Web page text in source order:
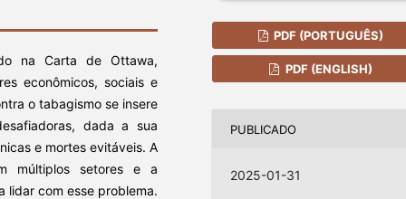
na Carta de Ottawa,
econômicos, sociais e
o tabagismo se insere
dada a sua
e mortes evitáveis. A
múltiplos setores e a
lidar com esse problema.
PDF (PORTUGUÊS)
PDF (ENGLISH)
PUBLICADO
2025-01-31